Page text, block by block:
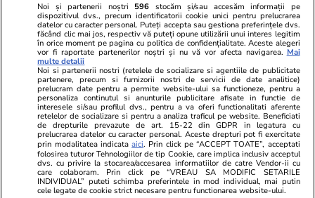
Lifestyle 16:39
Vedeta discretă a verii din
magazinele Lidl: pepenele galben
și surprizele sale
Articol susținut de LIDL
Vacanțe și
Turismul
românilor
țară a
Vacanțe și Cultură 16:17
Mesaje de Sfânta Teodora –
Noi și partenerii noștri 596 stocăm și/sau accesăm informații pe
dispozitivul dvs., precum identificatorii cookie unici pentru prelucrarea
datelor cu caracter personal. Puteți accepta sau gestiona preferințele dvs.
făcând clic mai jos, respectiv vă puteți opune utilizării unui interes legitim
în orice moment pe pagina cu politica de confidențialitate. Aceste alegeri
vor fi raportate partenerilor noștri și nu vă vor afecta navigarea. Mai
multe detalii
Noi si partenerii nostri (retelele de socializare si agentiile de publicitate
partenere, precum si furnizorii nostri de servicii de date analitice)
prelucram date pentru a permite website-ului sa functioneze, pentru a
personaliza continutul si anunturile publicitare afisate in functie de
interesele si/sau profilul dvs., pentru a va oferi functionalitati aferente
retelelor de socializare si pentru a analiza traficul pe website. Beneficiati
de drepturile prevazute de art. 15-22 din GDPR in legatura cu
prelucrarea datelor cu caracter personal. Aceste drepturi pot fi exercitate
prin modalitatea indicataaici. Prin click pe “ACCEPT TOATE”, acceptati
folosirea tuturor Tehnologiilor de tip Cookie, care implica inclusiv acceptul
dvs. cu privire la stocarea/accesarea informatiilor de catre Vendor-ii cu
care colaboram. Prin click pe “VREAU SA MODIFIC SETARILE
INDIVIDUAL” puteti schimba preferintele in mod individual, mai putin
cele legate de cookie strict necesare pentru functionarea website-ului.